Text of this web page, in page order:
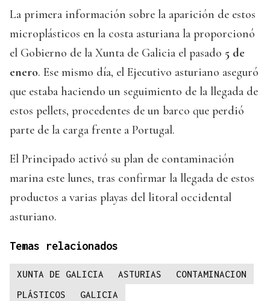
La primera información sobre la aparición de estos
microplásticos en la costa asturiana la proporcionó
el Gobierno de la Xunta de Galicia el pasado 5 de
enero. Ese mismo día, el Ejecutivo asturiano aseguró
que estaba haciendo un seguimiento de la llegada de
estos pellets, procedentes de un barco que perdió
parte de la carga frente a Portugal.
El Principado activó su plan de contaminación
marina este lunes, tras confirmar la llegada de estos
productos a varias playas del litoral occidental
asturiano.
Temas relacionados
XUNTA DE GALICIA ASTURIAS
CONTAMINACION
PLÁSTICOS
GALICIA